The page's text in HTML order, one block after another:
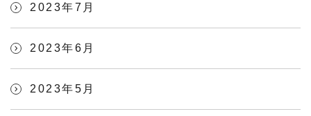
2023年7月
2023年6月
2023年5月